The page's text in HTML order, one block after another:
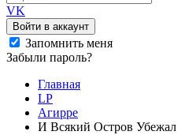
VK
Войти в аккаунт
Запомнить меня
Забыли пароль?
Главная
LP
Агирре
И Всякий Остров Убежал